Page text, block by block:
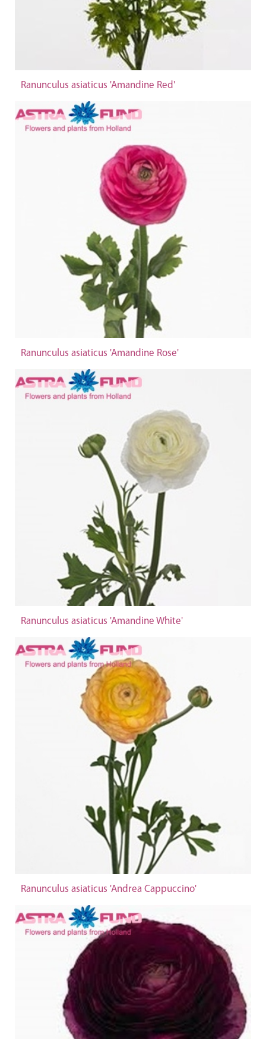
Ranunculus asiaticus 'Amandine Red'
Ranunculus asiaticus 'Amandine Rose'
Ranunculus asiaticus 'Amandine White'
Ranunculus asiaticus 'Andrea Cappuccino'